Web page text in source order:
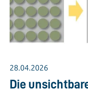
28.04.2026
Die